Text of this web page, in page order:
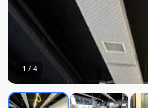
1 / 4